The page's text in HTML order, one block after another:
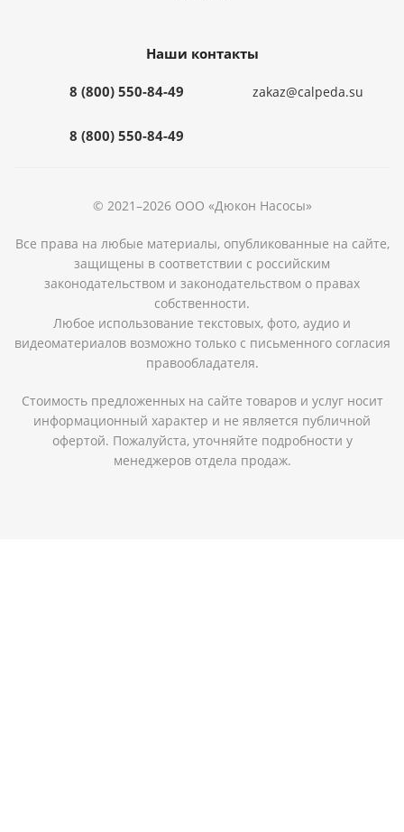
Наши контакты
8 (800) 550-84-49
8 (800) 550-84-49
zakaz@calpeda.su
© 2021–2026 ООО «Дюкон Насосы»
Все права на любые материалы, опубликованные на сайте,
защищены в соответствии с российским
законодательством и законодательством о правах
собственности.
Любое использование текстовых, фото, аудио и
видеоматериалов возможно только с письменного согласия
правообладателя.
Стоимость предложенных на сайте товаров и услуг носит
информационный характер и не является публичной
офертой. Пожалуйста, уточняйте подробности у
менеджеров отдела продаж.